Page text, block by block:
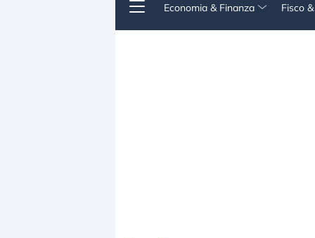
Economia & Finanza Fisco